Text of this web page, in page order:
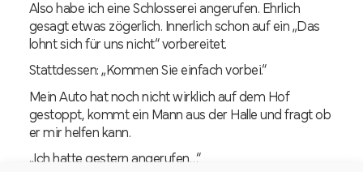
Also habe ich eine Schlosserei angerufen. Ehrlich
gesagt etwas zögerlich. Innerlich schon auf ein „Das
lohnt sich für uns nicht“ vorbereitet.
Stattdessen: „Kommen Sie einfach vorbei.“
Mein Auto hat noch nicht wirklich auf dem Hof
gestoppt, kommt ein Mann aus der Halle und fragt ob
er mir helfen kann.
„Ich hatte gestern angerufen…“